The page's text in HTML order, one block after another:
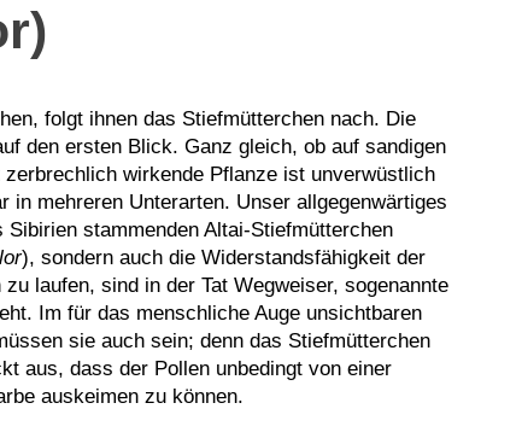
folgt ihnen das Stiefmütterchen nach. Die
den ersten Blick. Ganz gleich, ob auf sandigen
wirkende Pflanze ist unverwüstlich
in mehreren Unterarten. Unser allgegenwärtiges
stammenden Altai-Stiefmütterchen
), sondern auch die Widerstandsfähigkeit der
laufen, sind in der Tat Wegweiser, sogenannte
Im für das menschliche Auge unsichtbaren
sie auch sein; denn das Stiefmütterchen
aus, dass der Pollen unbedingt von einer
auskeimen zu können.